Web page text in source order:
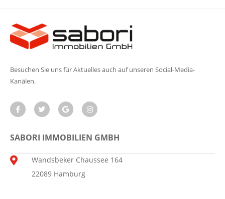
Besuchen Sie uns für Aktuelles auch auf unseren Social-Media-
Kanälen.
SABORI IMMOBILIEN GMBH
Wandsbeker Chaussee 164
22089 Hamburg